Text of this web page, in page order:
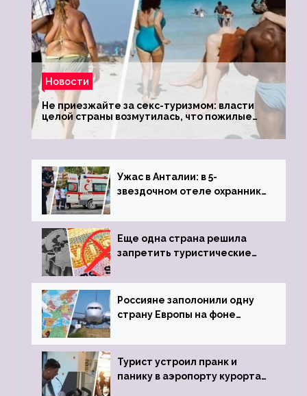
Новости
Не приезжайте за секс-туризмом: власти
целой страны возмутилась, что пожилые
туристки массово едут к ним, чтобы
обзавестись молодыми любовниками
Ужас в Анталии: в 5-
звездочном отеле охранник
пистолета
Еще одна страна решила
запретить туристические
Россияне заполонили одну
страну Европы на фоне
виз
Турист устроил пранк и
панику в аэропорту курорта,